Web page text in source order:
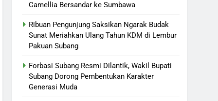
Camellia Bersandar ke Sumbawa
Ribuan Pengunjung Saksikan Ngarak Budak
Sunat Meriahkan Ulang Tahun KDM di Lembur
Pakuan Subang
‎Forbasi Subang Resmi Dilantik, Wakil Bupati
Subang Dorong Pembentukan Karakter
Generasi Muda